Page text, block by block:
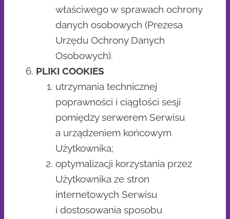
właściwego w sprawach ochrony
danych osobowych (Prezesa
Urzędu Ochrony Danych
Osobowych).
PLIKI COOKIES
utrzymania technicznej
poprawności i ciągłości sesji
pomiędzy serwerem Serwisu
a urządzeniem końcowym
Użytkownika;
optymalizacji korzystania przez
Użytkownika ze stron
internetowych Serwisu
i dostosowania sposobu